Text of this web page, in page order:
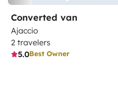
Converted van
Ajaccio
2 travelers
5.0Best Owner